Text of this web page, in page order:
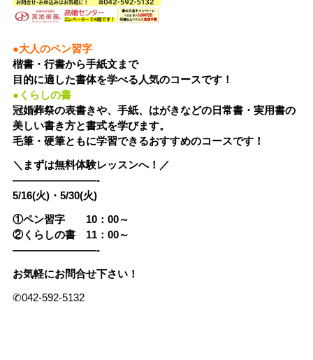
●大人のペン習字
楷書・行書から手紙文まで
目的に適した書体を学べる人気のコースです！
●くらしの書
冠婚葬祭の表書きや、手紙、はがきなどの日常書・実用書の
美しい書き方と書式を学びます。
毛筆・硬筆ともに学習できるおすすめのコースです！
＼まずは無料体験レッスンへ！／
————————-
5/16(火)・5/30(火)
①ペン習字 10：00～
②くらしの書 11：00～
————————-
お気軽にお問合せ下さい！
✆042-592-5132